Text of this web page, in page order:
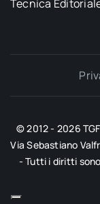
Tecnica
© 2012 - 2026
Via Sebastiano
- Tutti i diritti